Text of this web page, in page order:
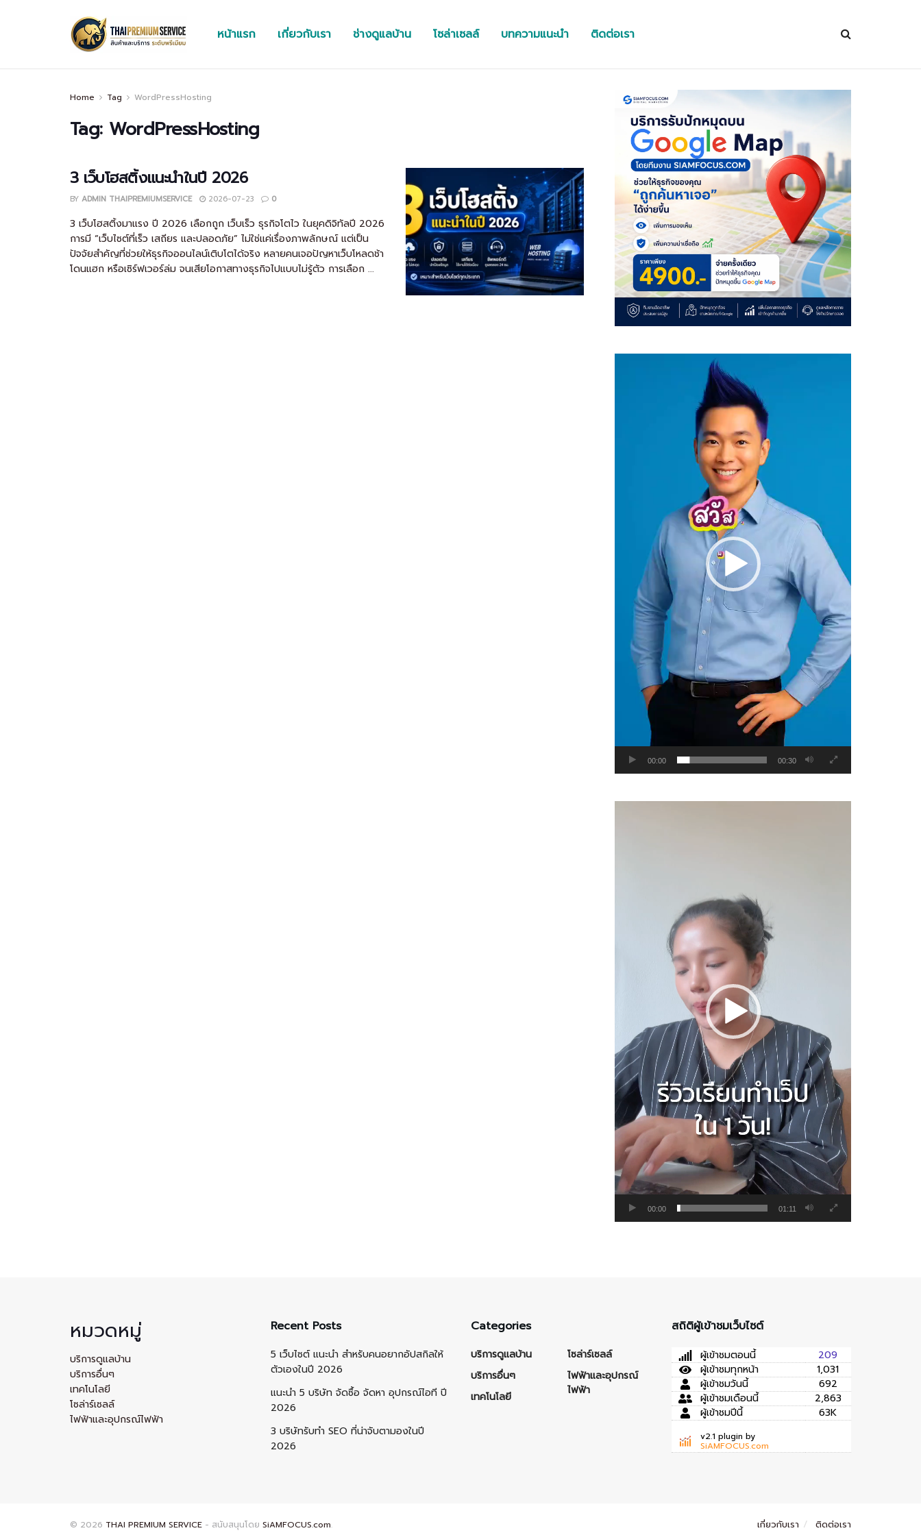
หน้าแรก เกี่ยวกับเรา ช่างดูแลบ้าน โซล่าเซลล์ บทความแนะนำ ติดต่อเรา
Home Tag WordPressHosting
Tag: WordPressHosting
3 เว็บโฮสติ้งแนะนำในปี 2026
BY ADMIN THAIPREMIUMSERVICE 2026-07-23 0
3 เว็บโฮสติ้งมาแรง ปี 2026 เลือกถูก เว็บเร็ว ธุรกิจโตไว ในยุคดิจิทัลปี 2026
การมี “เว็บไซต์ที่เร็ว เสถียร และปลอดภัย” ไม่ใช่แค่เรื่องภาพลักษณ์ แต่เป็น
ปัจจัยสำคัญที่ช่วยให้ธุรกิจออนไลน์เติบโตได้จริง หลายคนเจอปัญหาเว็บโหลดช้า
โดนแฮก หรือเซิร์ฟเวอร์ล่ม จนเสียโอกาสทางธุรกิจไปแบบไม่รู้ตัว การเลือก ...
00:00 00:30
00:00 01:11
หมวดหมู่
บริการดูแลบ้าน
บริการอื่นๆ
เทคโนโลยี
โซล่าร์เซลล์
ไฟฟ้าและอุปกรณ์ไฟฟ้า
Recent Posts
5 เว็บไซต์ แนะนำ สำหรับคนอยากอัปสกิลให้
ตัวเองในปี 2026
แนะนำ 5 บริษัท จัดซื้อ จัดหา อุปกรณ์ไอที ปี
2026
3 บริษัทรับทำ SEO ที่น่าจับตามองในปี
2026
Categories
บริการดูแลบ้าน
บริการอื่นๆ
เทคโนโลยี
โซล่าร์เซลล์
ไฟฟ้าและอุปกรณ์
ไฟฟ้า
สถิติผู้เข้าชมเว็บไซต์
ผู้เข้าชมตอนนี้
209
ผู้เข้าชมทุกหน้า
1,031
ผู้เข้าชมวันนี้
692
ผู้เข้าชมเดือนนี้
2,863
ผู้เข้าชมปีนี้
63K
v2.1 plugin by
SiAMFOCUS.com
เกี่ยวกับเรา ติดต่อเรา
© 2026 THAI PREMIUM SERVICE - สนับสนุนโดย SiAMFOCUS.com.